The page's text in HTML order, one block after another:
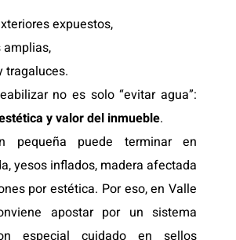
expuestos,
amplias,
tragaluces.
no es solo “evitar agua”:
y valor del inmueble.
pequeña puede terminar en
yesos inflados, madera afectada
por estética. Por eso, en Valle
apostar por un sistema
especial cuidado en sellos